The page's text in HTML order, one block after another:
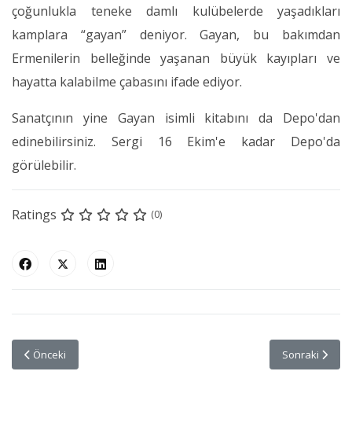
çoğunlukla teneke damlı kulübelerde yaşadıkları
kamplara “gayan” deniyor. Gayan, bu bakımdan
Ermenilerin belleğinde yaşanan büyük kayıpları ve
hayatta kalabilme çabasını ifade ediyor.
Sanatçının yine Gayan isimli kitabını da Depo'dan
edinebilirsiniz. Sergi 16 Ekim'e kadar Depo'da
görülebilir.
Ratings (0)
Önceki makale: 11. Instagram Yarışmasının Ödülü Teslim Edildi
Önceki Sonraki
Sonraki